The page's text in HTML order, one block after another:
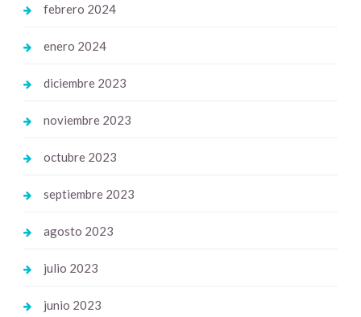
febrero 2024
enero 2024
diciembre 2023
noviembre 2023
octubre 2023
septiembre 2023
agosto 2023
julio 2023
junio 2023